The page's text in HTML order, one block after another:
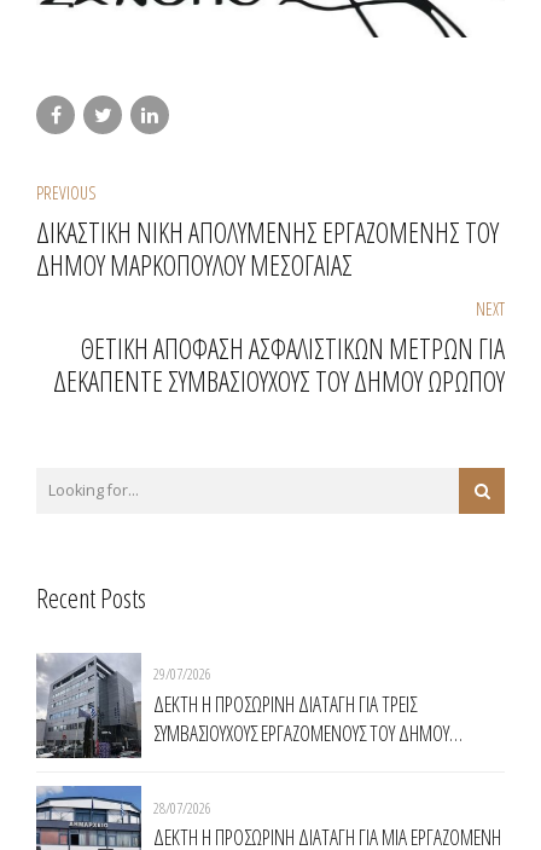
PREVIOUS
ΔΙΚΑΣΤΙΚΗ ΝΙΚΗ ΑΠΟΛΥΜΕΝΗΣ ΕΡΓΑΖΟΜΕΝΗΣ ΤΟΥ
ΔΗΜΟΥ ΜΑΡΚΟΠΟΥΛΟΥ ΜΕΣΟΓΑΙΑΣ
NEXT
ΘΕΤΙΚΗ ΑΠΟΦΑΣΗ ΑΣΦΑΛΙΣΤΙΚΩΝ ΜΕΤΡΩΝ ΓΙΑ
ΔΕΚΑΠΕΝΤΕ ΣΥΜΒΑΣΙΟΥΧΟΥΣ ΤΟΥ ΔΗΜΟΥ ΩΡΩΠΟΥ
Recent Posts
29/07/2026
ΔΕΚΤΗ Η ΠΡΟΣΩΡΙΝΗ ΔΙΑΤΑΓΗ ΓΙΑ ΤΡΕΙΣ
ΣΥΜΒΑΣΙΟΥΧΟΥΣ ΕΡΓΑΖΟΜΕΝΟΥΣ ΤΟΥ ΔΗΜΟΥ
28/07/2026
ΔΕΚΤΗ Η ΠΡΟΣΩΡΙΝΗ ΔΙΑΤΑΓΗ ΓΙΑ ΜΙΑ ΕΡΓΑΖΟΜΕΝΗ